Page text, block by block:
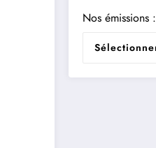
Nos émissions :